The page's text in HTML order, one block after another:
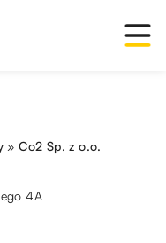
»Co2 Sp. z o.o.
4A